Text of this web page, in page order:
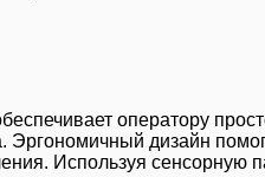
оператору
дизайн
Используя сенсорную